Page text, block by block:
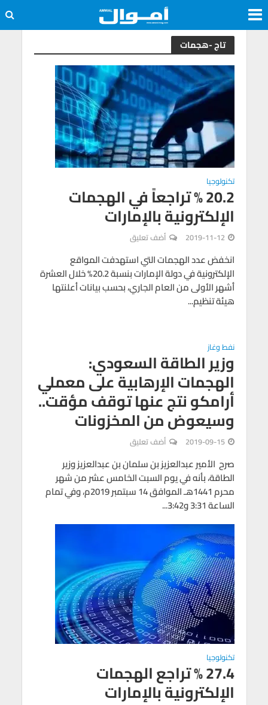
تاج -هجمات
تكنولوجيا
20.2 % تراجعاً في الهجمات
الإلكترونية بالإمارات
2019-11-12 أضف تعليق
انخفض عدد الهجمات التي استهدفت المواقع
الإلكترونية في دولة الإمارات بنسبة 20.2% خلال العشرة
أشهر الأولى من العام الجاري، بحسب بيانات أعلنتها
هيئة تنظيم...
نفط وغاز
وزير الطاقة السعودي:
الهجمات الإرهابية على معملي
أرامكو نتج عنها توقف مؤقت..
وسيعوض من المخزونات
2019-09-15 أضف تعليق
صرح الأمير عبدالعزيز بن سلمان بن عبدالعزيز وزير
الطاقة، بأنه في يوم السبت الخامس عشر من شهر
محرم 1441هـ الموافق 14 سبتمبر 2019م، وفي تمام
الساعة 3:31 و3:42...
تكنولوجيا
27.4 % تراجع الهجمات
الإلكترونية بالإمارات